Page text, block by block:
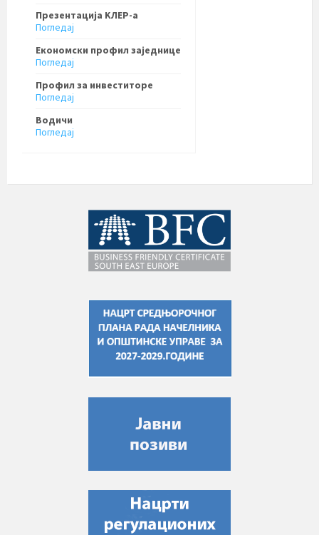
Презентација KЛЕР-a
Погледај
Економски профил заједнице
Погледај
Профил за инвеститоре
Погледај
Водичи
Погледај